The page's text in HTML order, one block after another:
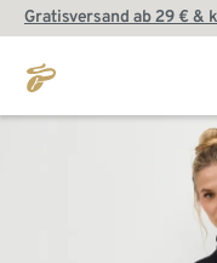
Gratisversand ab 29 € &